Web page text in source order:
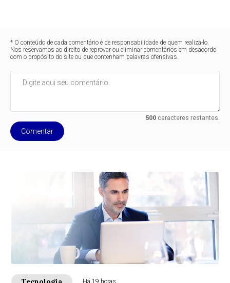
* O conteúdo de cada comentário é de responsabilidade de quem realizá-lo.
Nos reservamos ao direito de reprovar ou eliminar comentários em desacordo
com o propósito do site ou que contenham palavras ofensivas.
500caracteres restantes.
Comentar